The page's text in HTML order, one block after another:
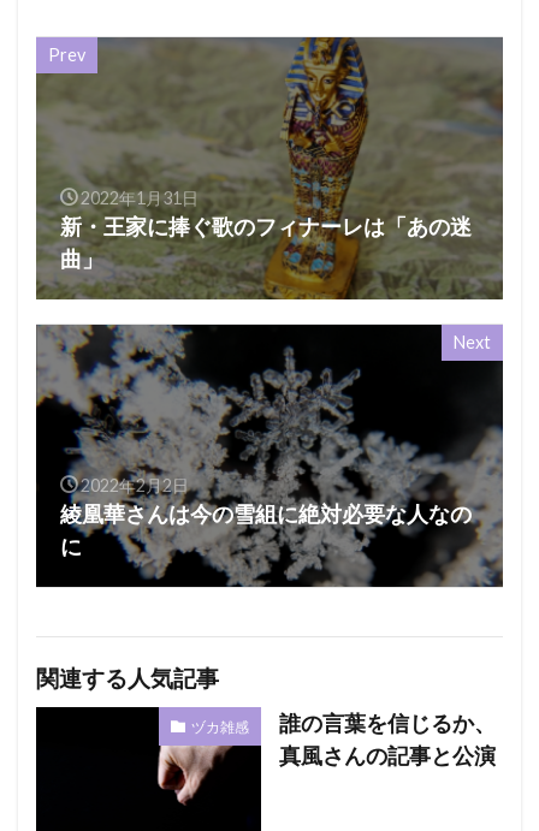
Prev
2022年1月31日
新・王家に捧ぐ歌のフィナーレは「あの迷
曲」
Next
2022年2月2日
綾凰華さんは今の雪組に絶対必要な人なの
に
関連する人気記事
ヅカ雑感
誰の言葉を信じるか、
真風さんの記事と公演